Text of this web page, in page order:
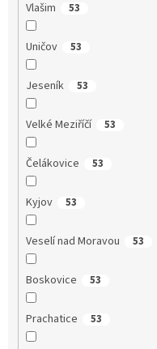
Vlašim 53
Uničov 53
Jeseník 53
Velké Meziříčí 53
Čelákovice 53
Kyjov 53
Veselí nad Moravou 53
Boskovice 53
Prachatice 53